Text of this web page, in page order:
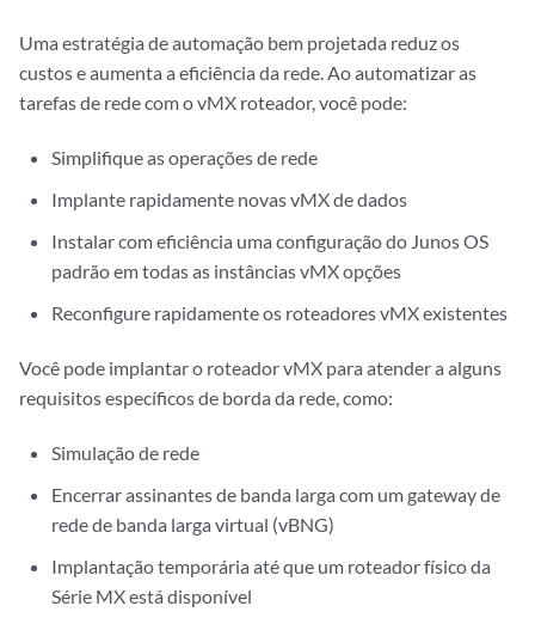
Uma estratégia de automação bem projetada reduz os
custos e aumenta a eficiência da rede. Ao automatizar as
tarefas de rede com o vMX roteador, você pode:
Simplifique as operações de rede
Implante rapidamente novas vMX de dados
Instalar com eficiência uma configuração do Junos OS
padrão em todas as instâncias vMX opções
Reconfigure rapidamente os roteadores vMX existentes
Você pode implantar o roteador vMX para atender a alguns
requisitos específicos de borda da rede, como:
Simulação de rede
Encerrar assinantes de banda larga com um gateway de
rede de banda larga virtual (vBNG)
Implantação temporária até que um roteador físico da
Série MX está disponível